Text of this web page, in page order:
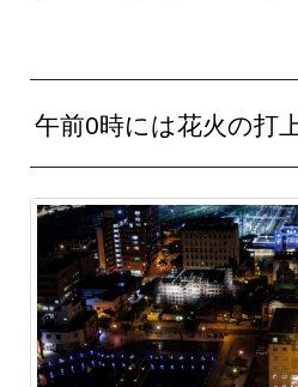
午前0時には花火の打